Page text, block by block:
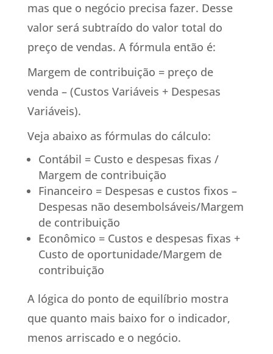
mas que o negócio precisa fazer. Desse
valor será subtraído do valor total do
preço de vendas. A fórmula então é:
Margem de contribuição = preço de
venda – (Custos Variáveis + Despesas
Variáveis).
Veja abaixo as fórmulas do cálculo:
Contábil = Custo e despesas fixas /
Margem de contribuição
Financeiro = Despesas e custos fixos –
Despesas não desembolsáveis/Margem
de contribuição
Econômico = Custos e despesas fixas +
Custo de oportunidade/Margem de
contribuição
A lógica do ponto de equilíbrio mostra
que quanto mais baixo for o indicador,
menos arriscado e o negócio.